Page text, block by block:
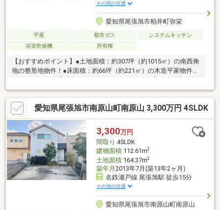
その他の交通
愛知県尾張旭市柏井町弥栄
平屋 都市ガス
システムキッチン
浴室乾燥機
所有権
【おすすめポイント】●土地面積：約307坪（約1015㎡）の南西角
地の整形地物件！●床面積：約66坪（約221㎡）の木造平家物件！
め、2世帯住宅としても利用可能！●道路より敷地が高いため、日
当たりが良く、プライバシーも守られています！【周辺施設】●
ロピア尾張旭支店まで1940m（徒歩25分）●医療法人青山病院ま
で1410m（徒歩18分）●スギ薬局瀬戸西山店まで1530m（徒歩20
愛知県尾張旭市南原山町南原山 3,300万円 4SLDK
3,300万円
間取り 4SLDK
建物面積112.61m2
土地面積164.37m2
築年月 2013年7月(築13年2ヶ月)
名鉄瀬戸線 尾張旭駅 徒歩15分
その他の交通
愛知県尾張旭市南原山町南原山